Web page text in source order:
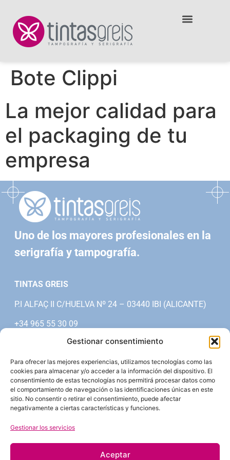
Gestionar consentimiento
Para ofrecer las mejores experiencias, utilizamos tecnologías como las
cookies para almacenar y/o acceder a la información del dispositivo. El
consentimiento de estas tecnologías nos permitirá procesar datos como
el comportamiento de navegación o las identificaciones únicas en este
sitio. No consentir o retirar el consentimiento, puede afectar
negativamente a ciertas características y funciones.
Gestionar los servicios
Aceptar
Bote Clippi
La mejor calidad para
el packaging de tu
empresa
Uno de los mayores profesionales en la
serigrafía y tampografía.
TINTAS GREIS
P.I ALFAÇ II C/HUELVA Nº 24 – 03440 IBI (ALICANTE)
+34 965 55 30 09
CONTACTO
OFERTAS DE EMPLEO
POLÍTICA DE CALIDAD
SERIGRAFÍA |
TAMPOGRAFÍA |